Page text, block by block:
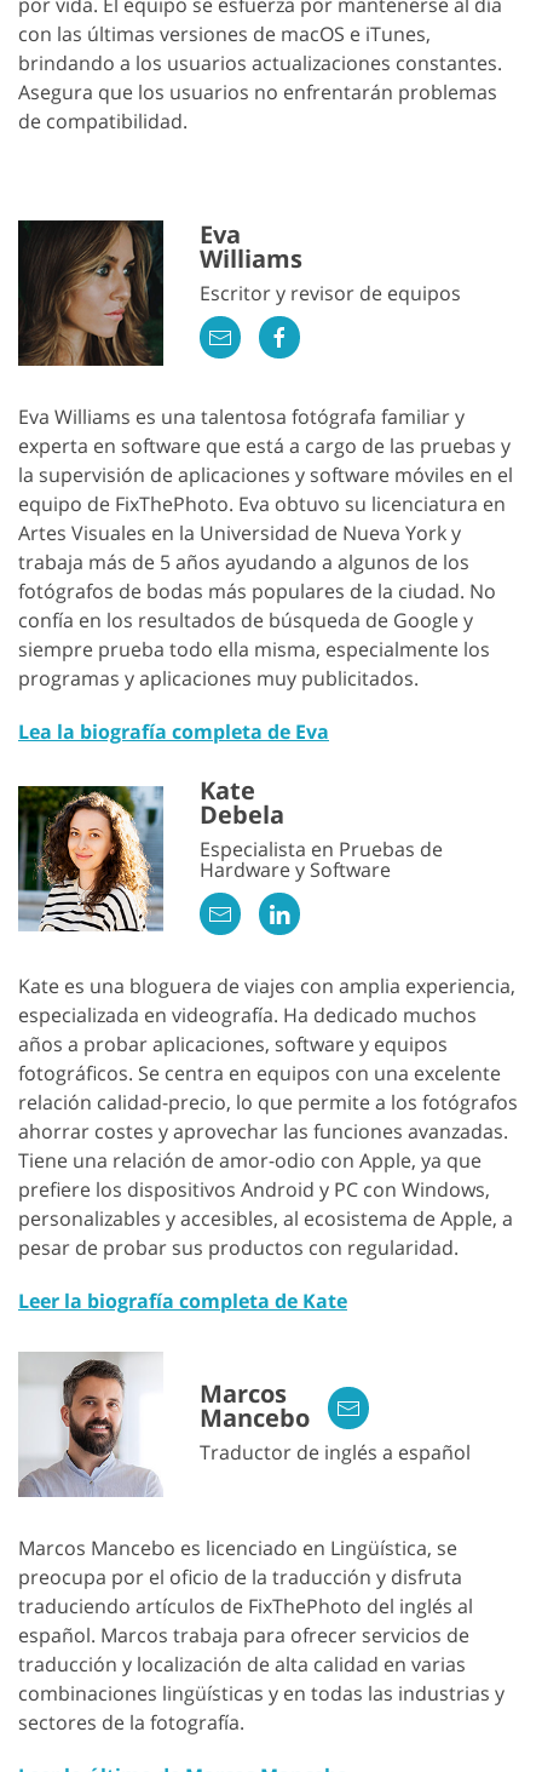
con las últimas versiones de macOS e iTunes,
brindando a los usuarios actualizaciones constantes.
Asegura que los usuarios no enfrentarán problemas
de compatibilidad.
Eva
Williams
Escritor y revisor de equipos
Eva Williams es una talentosa fotógrafa familiar y
experta en software que está a cargo de las pruebas y
la supervisión de aplicaciones y software móviles en el
equipo de FixThePhoto. Eva obtuvo su licenciatura en
Artes Visuales en la Universidad de Nueva York y
trabaja más de 5 años ayudando a algunos de los
fotógrafos de bodas más populares de la ciudad. No
confía en los resultados de búsqueda de Google y
siempre prueba todo ella misma, especialmente los
programas y aplicaciones muy publicitados.
Lea la biografía completa de Eva
Kate
Debela
Especialista en Pruebas de
Hardware y Software
Kate es una bloguera de viajes con amplia experiencia,
especializada en videografía. Ha dedicado muchos
años a probar aplicaciones, software y equipos
fotográficos. Se centra en equipos con una excelente
relación calidad-precio, lo que permite a los fotógrafos
ahorrar costes y aprovechar las funciones avanzadas.
Tiene una relación de amor-odio con Apple, ya que
prefiere los dispositivos Android y PC con Windows,
personalizables y accesibles, al ecosistema de Apple, a
pesar de probar sus productos con regularidad.
Leer la biografía completa de Kate
Marcos
Mancebo
Traductor de inglés a español
Marcos Mancebo es licenciado en Lingüística, se
preocupa por el oficio de la traducción y disfruta
traduciendo artículos de FixThePhoto del inglés al
español. Marcos trabaja para ofrecer servicios de
traducción y localización de alta calidad en varias
combinaciones lingüísticas y en todas las industrias y
sectores de la fotografía.